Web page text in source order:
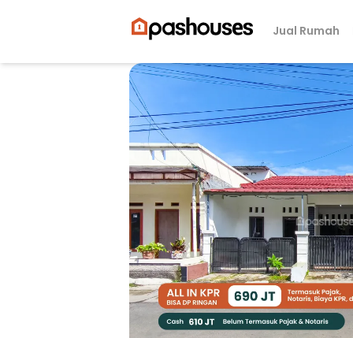
Jual Rumah